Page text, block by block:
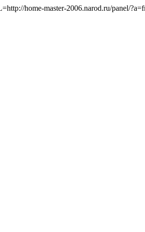
home-master-2006.narod.ru/panel/